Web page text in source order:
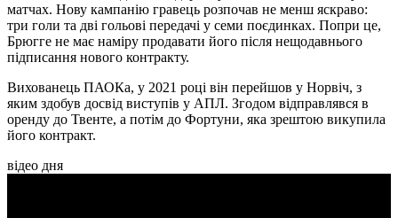
матчах. Нову кампанію гравець розпочав не менш яскраво:
три голи та дві гольові передачі у семи поєдинках. Попри це,
Брюгге не має наміру продавати його після нещодавнього
підписання нового контракту.
Вихованець ПАОКа, у 2021 році він перейшов у Норвіч, з
яким здобув досвід виступів у АПЛ. Згодом відправлявся в
оренду до Твенте, а потім до Фортуни, яка зрештою викупила
його контракт.
відео дня